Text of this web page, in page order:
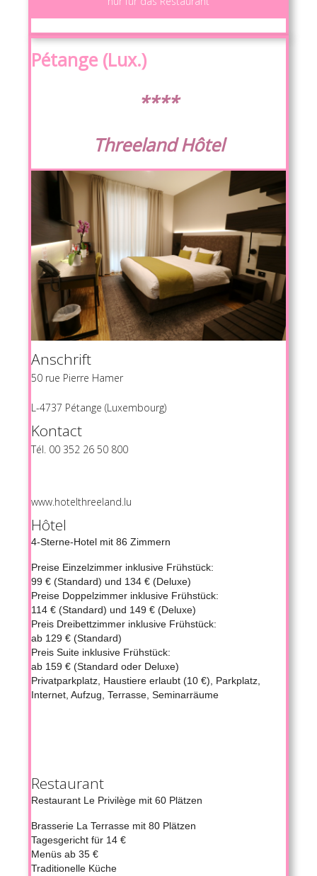
Pétange (Lux.)
****
Threeland Hôtel
Anschrift
50 rue Pierre Hamer
L-4737 Pétange (Luxembourg)
Kontact
Tél. 00 352 26 50 800
www.hotelthreeland.lu
Hôtel
4-Sterne-Hotel mit 86 Zimmern
Preise Einzelzimmer inklusive Frühstück:
99 € (Standard) und 134 € (Deluxe)
Preise Doppelzimmer inklusive Frühstück:
114 € (Standard) und 149 € (Deluxe)
Preis Dreibettzimmer inklusive Frühstück:
ab 129 € (Standard)
Preis Suite inklusive Frühstück:
ab 159 € (Standard oder Deluxe)
Privatparkplatz, Haustiere erlaubt (10 €), Parkplatz,
Internet, Aufzug, Terrasse, Seminarräume
Restaurant
Restaurant Le Privilège mit 60 Plätzen
Brasserie La Terrasse mit 80 Plätzen
Tagesgericht für 14 €
Menüs ab 35 €
Traditionelle Küche